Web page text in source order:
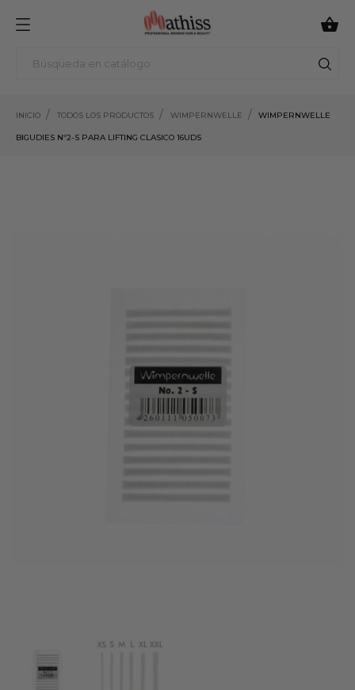

INICIO TODOS LOS PRODUCTOS WIMPERNWELLE WIMPERNWELLE
BIGUDIES Nº2-S PARA LIFTING CLASICO 16UDS